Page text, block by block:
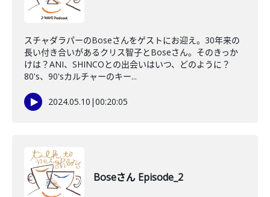
スチャダラパーのBoseさんをゲストにお迎え。30年来の
長い付き合いがあるクリス智子とBoseさん。そのきっか
けは？ANI、SHINCOとの出会いはいつ、どのように？
80's、90'sカルチャーのキー...
2024.05.10 |00:20:05
Boseさん Episode_2